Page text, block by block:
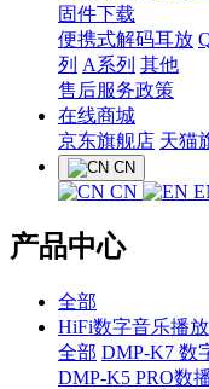
固件下载
便携式解码耳放
列 A系列 其他
售后服务政策
在线商城
京东旗舰店 天猫
CN
CN
产品中心
全部
HiFi数字音乐播
全部 DMP-K7 数
DMP-K5 PRO数